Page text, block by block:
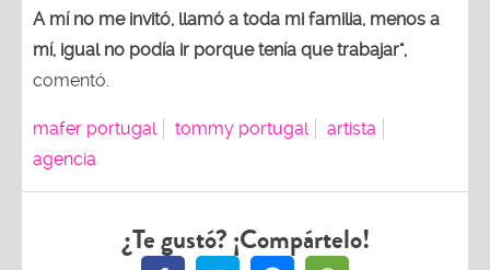
A mí no me invitó, llamó a toda mi familia, menos a
mí, igual no podía ir porque tenía que trabajar",
comentó.
mafer portugal tommy portugal
artista
agencia
¿Te gustó? ¡Compártelo!